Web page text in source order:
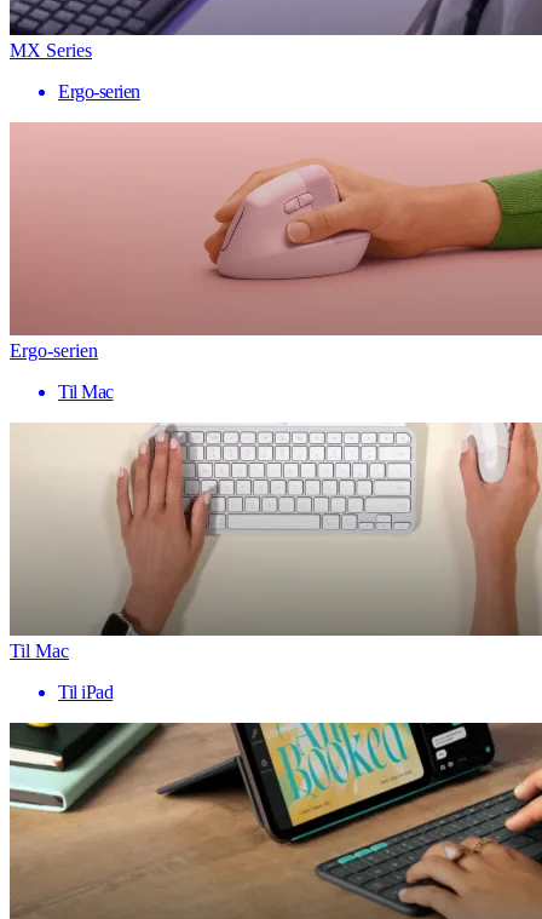
MX Series
Ergo-serien
Ergo-serien
Til Mac
Til Mac
Til iPad